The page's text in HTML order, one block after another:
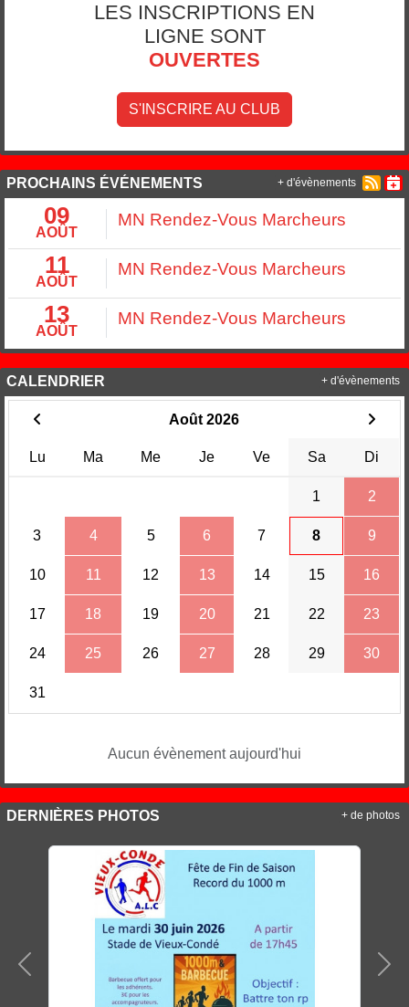
LES INSCRIPTIONS EN
LIGNE SONT
OUVERTES
S'INSCRIRE AU CLUB
PROCHAINS ÉVÉNEMENTS
09
AOÛT
MN Rendez-Vous Marcheurs
11
AOÛT
MN Rendez-Vous Marcheurs
13
AOÛT
MN Rendez-Vous Marcheurs
+ d'évènements
CALENDRIER
Août 2026
Lu Ma Me Je Ve Sa Di
1 2
3 4 5 6 7 8 9
10 11 12 13 14 15 16
17 18 19 20 21 22 23
24 25 26 27 28 29 30
31
Aucun évènement aujourd'hui
+ d'évènements
DERNIÈRES PHOTOS
Précedent
+ de photos